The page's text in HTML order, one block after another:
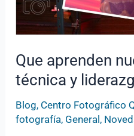
Que aprenden
técnica y
Blog, Centro Fotográfico
fotografía, General,